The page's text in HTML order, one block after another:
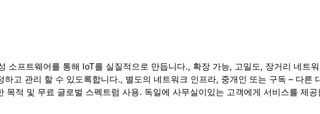
프트웨어를 통해 IoT를 실질적으로 만듭니다., 확장 가능, 고밀도, 장거리 네트
고 관리 할 수 ​​있도록합니다., 별도의 네트워크 인프라, 중개인 또는 구독 – 다른
적 및 무료 글로벌 스펙트럼 사용. 독일에 사무실이있는 고객에게 서비스를 제